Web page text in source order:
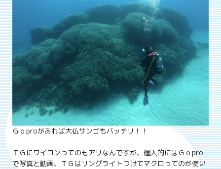
Ｇｏproがあれば大仏サンゴもバッチリ！！
ＴＧにワイコンってのもアリなんですが、個人的にはＧｏpro
で写真と動画、ＴＧはリングライトつけてマクロってのが使い